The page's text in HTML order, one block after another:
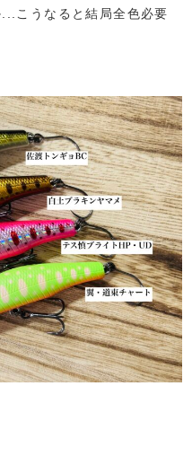
こうなると結局全色必要